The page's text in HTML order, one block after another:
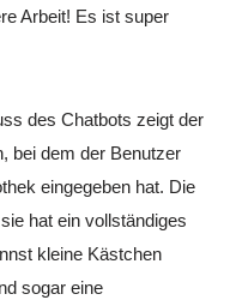
Arbeit! Es ist super
des Chatbots zeigt der
bei dem der Benutzer
eingegeben hat. Die
hat ein vollständiges
kleine Kästchen
sogar eine